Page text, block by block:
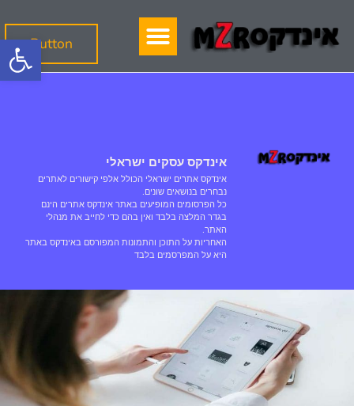
Button
אינדקס עסקים ישראלי
אינדקס אתרים ישראלי הכולל אלפי קישורים לאתרים
נבחרים בנושאים שונים.
כל הפרסומים המופיעים באתר אינדקס אתרים הינם
בגדר המלצה בלבד ואין בהם כדי לחייב את מנהלי
האתר.
האחריות על התוכן והתמונות המפורסם באינדקס באתר
היא על המפרסמים בלבד